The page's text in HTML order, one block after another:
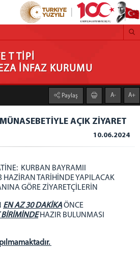
CEZA İNFAZ KURUMU
T TİPİ
İNFAZ KURUMU
Paylaş A- A+
AÇIK ZİYARET
10.06.2024
KURBAN BAYRAMII
HAZİRAN TARİHİNDE YAPILACAK
GÖRE ZİYARETÇİLERİN
EN AZ 30 DAKİKAÖNCE
BİRİMİNDEHAZIR BULUNMASI